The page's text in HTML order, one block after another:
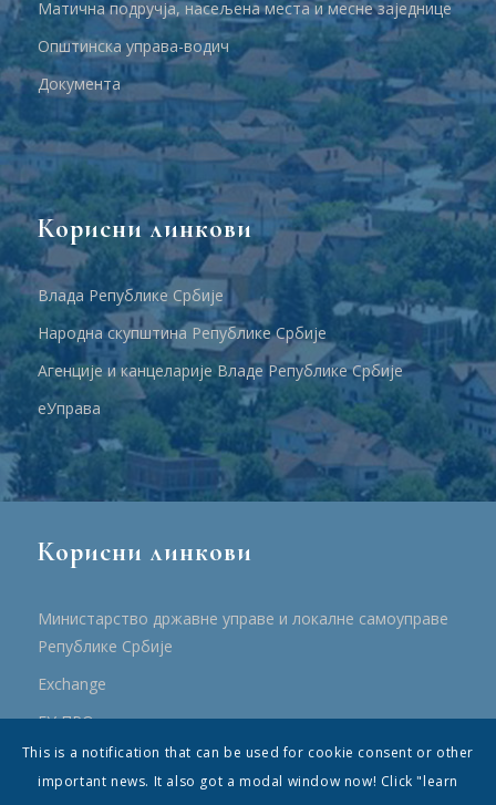
Матична подручја, насељена места и месне заједнице
Општинска управа-водич
Документа
Корисни линкови
Влада Републике Србије
Народна скупштина Републике Србије
Агенције и канцеларије Владе Републике Србије
еУправа
Корисни линкови
Министарство државне управе и локалне самоуправе
Републике Србије
Еxchange
ЕУ ПРО
ПРРР
This is a notification that can be used for cookie consent or other
important news. It also got a modal window now! Click "learn